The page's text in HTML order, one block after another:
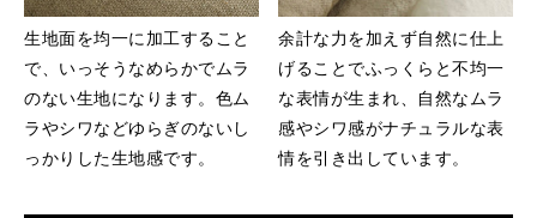
生地面を均一に加工すること
で、いっそうなめらかでムラ
のない生地になります。色ム
ラやシワなどゆらぎのないし
っかりした生地感です。
余計な力を加えず自然に仕上
げることでふっくらと不均一
な表情が生まれ、自然なムラ
感やシワ感がナチュラルな表
情を引き出しています。